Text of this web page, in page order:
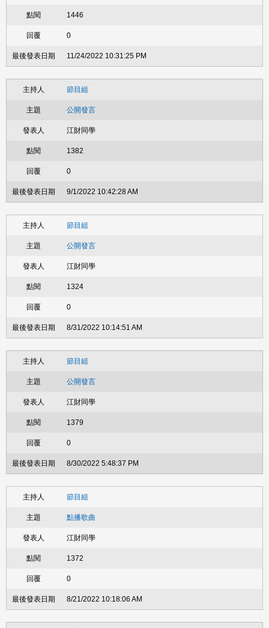
1446
0
11/24/2022 10:31:25 PM
節目組
公開發言
江財同學
1382
0
9/1/2022 10:42:28 AM
節目組
公開發言
江財同學
1324
0
8/31/2022 10:14:51 AM
節目組
公開發言
江財同學
1379
0
8/30/2022 5:48:37 PM
節目組
點播歌曲
江財同學
1372
0
8/21/2022 10:18:06 AM